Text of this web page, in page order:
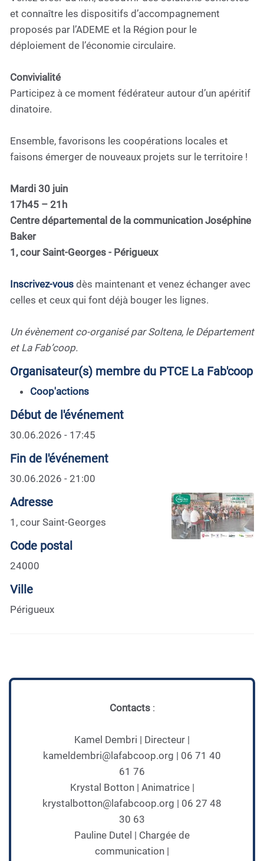
et connaître les dispositifs d’accompagnement
proposés par l’ADEME et la Région pour le
déploiement de l’économie circulaire.
Convivialité
Participez à ce moment fédérateur autour d’un apéritif
dinatoire.
Ensemble, favorisons les coopérations locales et
faisons émerger de nouveaux projets sur le territoire !
Mardi 30 juin
17h45 – 21h
Centre départemental de la communication Joséphine
Baker
1, cour Saint-Georges - Périgueux
Inscrivez-vous dès maintenant et venez échanger avec
celles et ceux qui font déjà bouger les lignes.
Un évènement co-organisé par Soltena, le Département
et La Fab’coop.
Organisateur(s) membre du PTCE La Fab'coop
Coop'actions
Début de l'événement
30.06.2026 - 17:45
Fin de l'événement
30.06.2026 - 21:00
Adresse
1, cour Saint-Georges
Code postal
24000
Ville
Périgueux
Contacts:
Kamel Dembri | Directeur |
kameldembri@lafabcoop.org | 06 71 40
61 76
Krystal Botton | Animatrice |
krystalbotton@lafabcoop.org | 06 27 48
30 63
Pauline Dutel | Chargée de
communication |